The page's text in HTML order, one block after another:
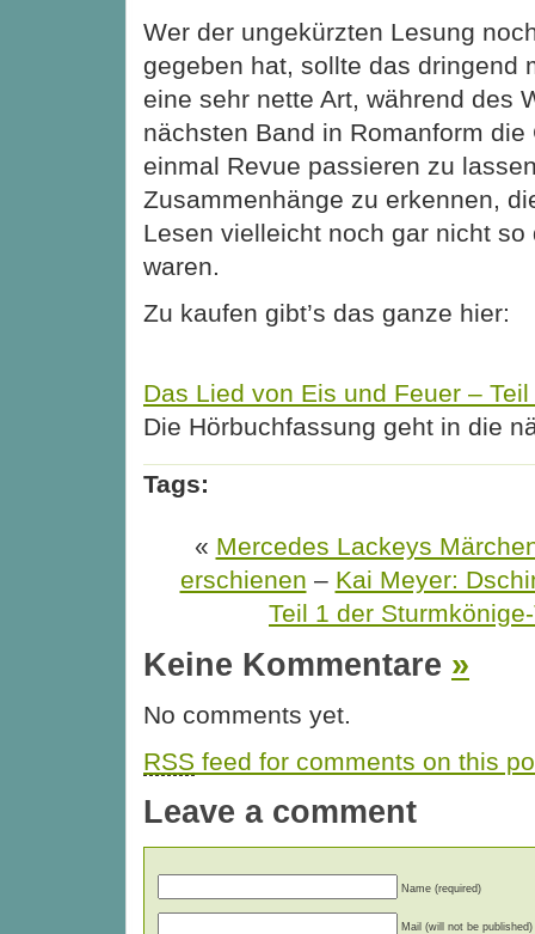
Wer der ungekürzten Lesung
gegeben hat, sollte das dringend
eine sehr nette Art, während des
nächsten Band in Romanform
einmal Revue passieren zu
Zusammenhänge zu erkennen,
Lesen vielleicht noch gar nicht so
waren.
Zu kaufen gibt’s das ganze hier:
Das Lied von Eis und Feuer – Teil
Die Hörbuchfassung geht in die
Tags:
« Mercedes Lackeys
erschienen – Kai Meyer:
Teil 1 der
Keine Kommentare »
No comments yet.
RSS feed for comments on this
Leave a comment
Name (required)
Mail (will not be published)